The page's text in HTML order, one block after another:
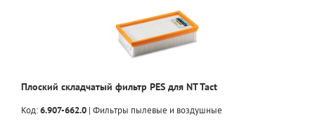
Плоский складчатый фильтр PES для NT Tact
Код:6.907-662.0 | Фильтры пылевые и воздушные